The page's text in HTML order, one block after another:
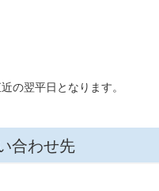
の翌平日となります。
合わせ先